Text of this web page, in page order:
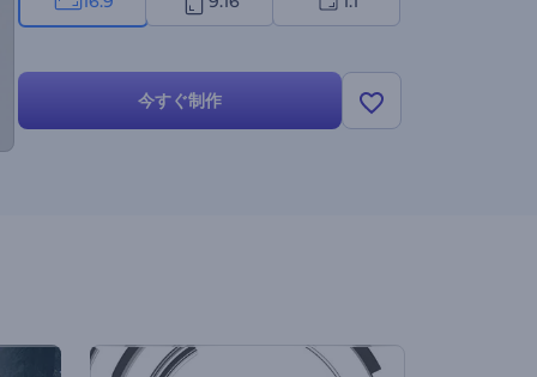
今すぐ制作